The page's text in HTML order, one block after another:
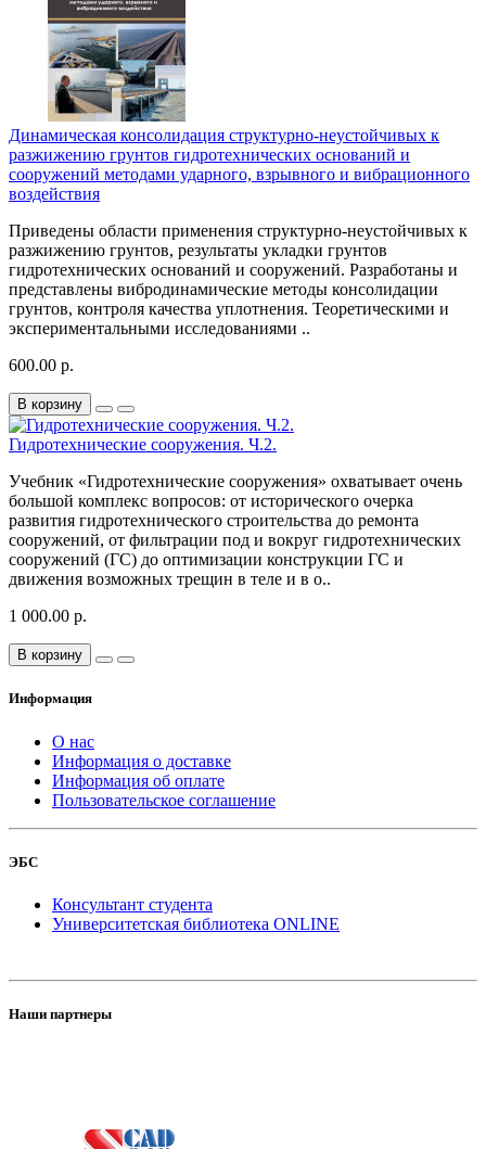
Динамическая консолидация структурно-неустойчивых к
разжижению грунтов гидротехнических оснований и
сооружений методами ударного, взрывного и вибрационного
воздействия
Приведены области применения структурно-неустойчивых к
разжижению грунтов, результаты укладки грунтов
гидротехнических оснований и сооружений. Разработаны и
представлены вибродинамические методы консолидации
грунтов, контроля качества уплотнения. Теоретическими и
экспериментальными исследованиями ..
600.00 р.
В корзину
Гидротехнические сооружения. Ч.2.
Учебник «Гидротехнические сооружения» охватывает очень
большой комплекс вопросов: от исторического очерка
развития гидротехнического строительства до ремонта
сооружений, от фильтрации под и вокруг гидротехнических
сооружений (ГС) до оптимизации конструкции ГС и
движения возможных трещин в теле и в о..
1 000.00 р.
В корзину
Информация
О нас
Информация о доставке
Информация об оплате
Пользовательское соглашение
ЭБС
Консультант студента
Университетская библиотека ONLINE
Наши партнеры